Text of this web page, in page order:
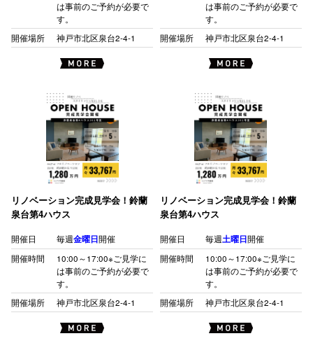
は事前のご予約が必要で
す。
開催場所
神戸市北区泉台2-4-1
は事前のご予約が必要で
す。
開催場所
神戸市北区泉台2-4-1
リノベーション完成見学会！鈴蘭
泉台第4ハウス
開催日 毎週金曜日開催
開催時間
10:00～17:00※ご見学に
は事前のご予約が必要で
す。
開催場所
神戸市北区泉台2-4-1
リノベーション完成見学会！鈴蘭
泉台第4ハウス
開催日 毎週土曜日開催
開催時間
10:00～17:00※ご見学に
は事前のご予約が必要で
す。
開催場所
神戸市北区泉台2-4-1